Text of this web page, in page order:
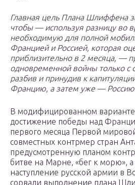
Главная цель Плана Шлиффена
чтобы — используя разницу во
необходимую для полной
Францией и Россией, которая
приблизительно в 2 месяца, —
одновременной войны только с
разбив и принудив к
Францию, а затем уже —
В модифицированном варианте
достижение победы над
первого месяца Первой
совместных контрмер стран
предусмотренную планом
битве на Марне, «бег к морю»,
наступление русской армии в
сорвали выполнение плана